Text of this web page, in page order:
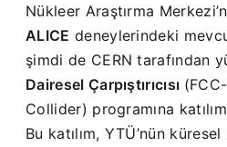
Nükleer Araştırma
ALICE deneylerindeki
şimdi de CERN tarafından
Dairesel Çarpıştırıcısı
Collider) programına
Bu katılım, YTÜ’nün